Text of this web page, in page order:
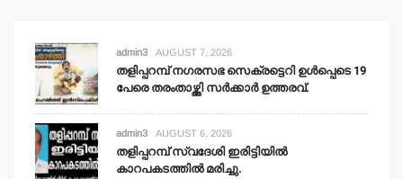
admin3 AUGUST 7, 2026
തളിപ്പറമ്പ് നഗരസഭ സെക്രട്ടെറി ഉള്‍പ്പെടെ 19
പേരെ തരംതാഴ്ത്തി സര്‍ക്കാര്‍ ഉത്തരവ്.
admin3 AUGUST 6, 2026
തളിപ്പറമ്പ് സ്വദേശി ഇരിട്ടിയില്‍
കാറപകടത്തില്‍ മരിച്ചു.